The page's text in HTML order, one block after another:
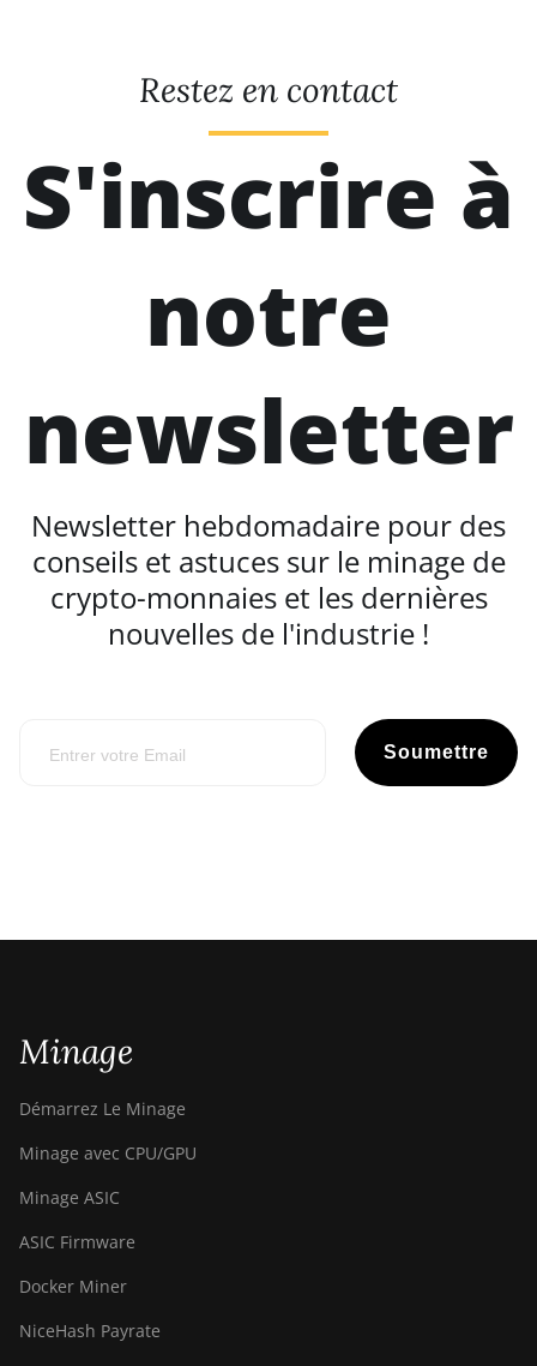
Restez en contact
S'inscrire à
notre
newsletter
Newsletter hebdomadaire pour des
conseils et astuces sur le minage de
crypto-monnaies et les dernières
nouvelles de l'industrie !
Soumettre
Minage
Démarrez Le Minage
Minage avec CPU/GPU
Minage ASIC
ASIC Firmware
Docker Miner
NiceHash Payrate